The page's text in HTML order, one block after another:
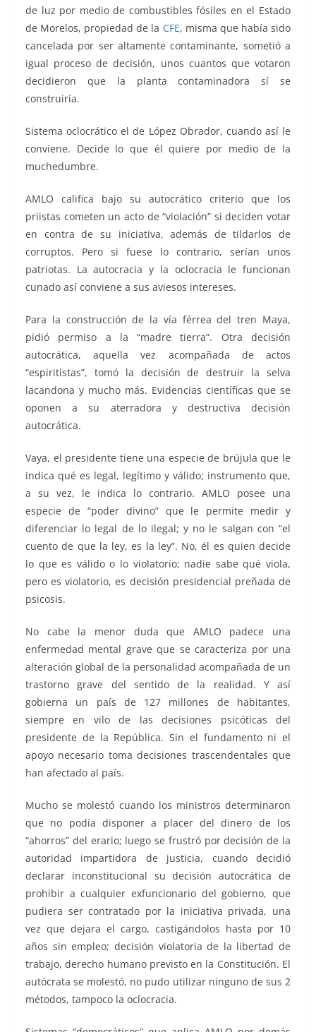
de luz por medio de combustibles fósiles en el Estado
de Morelos, propiedad de la CFE, misma que había sido
cancelada por ser altamente contaminante, sometió a
igual proceso de decisión, unos cuantos que votaron
decidieron que la planta contaminadora sí se
construiría.
Sistema oclocrático el de López Obrador, cuando así le
conviene. Decide lo que él quiere por medio de la
muchedumbre.
AMLO califica bajo su autocrático criterio que los
priistas cometen un acto de “violación” si deciden votar
en contra de su iniciativa, además de tildarlos de
corruptos. Pero si fuese lo contrario, serían unos
patriotas. La autocracia y la oclocracia le funcionan
cunado así conviene a sus aviesos intereses.
Para la construcción de la vía férrea del tren Maya,
pidió permiso a la “madre tierra”. Otra decisión
autocrática, aquella vez acompañada de actos
“espiritistas”, tomó la decisión de destruir la selva
lacandona y mucho más. Evidencias científicas que se
oponen a su aterradora y destructiva decisión
autocrática.
Vaya, el presidente tiene una especie de brújula que le
indica qué es legal, legítimo y válido; instrumento que,
a su vez, le indica lo contrario. AMLO posee una
especie de “poder divino” que le permite medir y
diferenciar lo legal de lo ilegal; y no le salgan con “el
cuento de que la ley, es la ley”. No, él es quien decide
lo que es válido o lo violatorio; nadie sabe qué viola,
pero es violatorio, es decisión presidencial preñada de
psicosis.
No cabe la menor duda que AMLO padece una
enfermedad mental grave que se caracteriza por una
alteración global de la personalidad acompañada de un
trastorno grave del sentido de la realidad. Y así
gobierna un país de 127 millones de habitantes,
siempre en vilo de las decisiones psicóticas del
presidente de la República. Sin el fundamento ni el
apoyo necesario toma decisiones trascendentales que
han afectado al país.
Mucho se molestó cuando los ministros determinaron
que no podía disponer a placer del dinero de los
“ahorros” del erario; luego se frustró por decisión de la
autoridad impartidora de justicia, cuando decidió
declarar inconstitucional su decisión autocrática de
prohibir a cualquier exfuncionario del gobierno, que
pudiera ser contratado por la iniciativa privada, una
vez que dejara el cargo, castigándolos hasta por 10
años sin empleo; decisión violatoria de la libertad de
trabajo, derecho humano previsto en la Constitución. El
autócrata se molestó, no pudo utilizar ninguno de sus 2
métodos, tampoco la oclocracia.